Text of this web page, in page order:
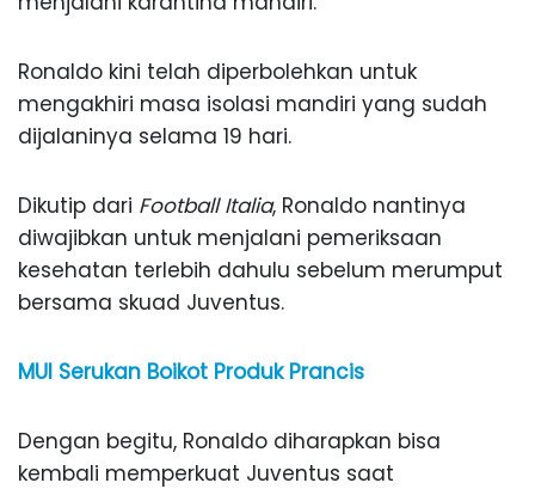
Ronaldo kini telah diperbolehkan untuk
mengakhiri masa isolasi mandiri yang sudah
dijalaninya selama 19 hari.
Dikutip dari Football Italia, Ronaldo nantinya
diwajibkan untuk menjalani pemeriksaan
kesehatan terlebih dahulu sebelum merumput
bersama skuad Juventus.
MUI Serukan Boikot Produk Prancis
Dengan begitu, Ronaldo diharapkan bisa
kembali memperkuat Juventus saat